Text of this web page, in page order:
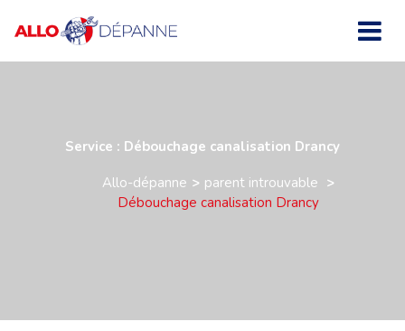
Service : Débouchage canalisation Drancy
Allo-dépanne
parent introuvable
Débouchage canalisation Drancy